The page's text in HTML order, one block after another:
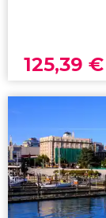
125,39 €